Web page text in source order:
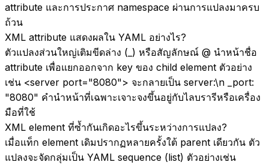
attribute และการประกาศ namespace ผ่านการแปลงมาครบ
ถ้วน
XML attribute แสดงผลใน YAML อย่างไร?
ตัวแปลงส่วนใหญ่เติมขีดล่าง (_) หรือสัญลักษณ์ @ นำหน้าชื่อ
attribute เพื่อแยกออกจาก key ของ child element ตัวอย่าง
เช่น <server port="8080"> จะกลายเป็น server:\n _port:
"8080" คำนำหน้าที่เฉพาะเจาะจงขึ้นอยู่กับไลบรารีหรือเครื่อง
มือที่ใช้
XML element ที่ซ้ำกันเกิดอะไรขึ้นระหว่างการแปลง?
เมื่อแท็ก element เดิมปรากฏหลายครั้งใต้ parent เดียวกัน ตัว
แปลงจะจัดกลุ่มเป็น YAML sequence (list) ตัวอย่างเช่น